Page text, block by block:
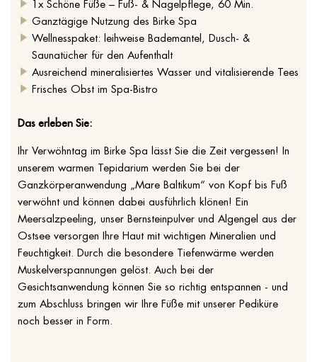
1x Schöne Füße – Fuß- & Nagelpflege, 60 Min.
Ganztägige Nutzung des Birke Spa
Wellnesspaket: leihweise Bademantel, Dusch- &
Saunatücher für den Aufenthalt
Ausreichend mineralisiertes Wasser und vitalisierende Tees
Frisches Obst im Spa-Bistro
Das erleben Sie:
Ihr Verwöhntag im Birke Spa lässt Sie die Zeit vergessen! In
unserem warmen Tepidarium werden Sie bei der
Ganzkörperanwendung „Mare Baltikum“ von Kopf bis Fuß
verwöhnt und können dabei ausführlich klönen! Ein
Meersalzpeeling, unser Bernsteinpulver und Algengel aus der
Ostsee versorgen Ihre Haut mit wichtigen Mineralien und
Feuchtigkeit. Durch die besondere Tiefenwärme werden
Muskelverspannungen gelöst. Auch bei der
Gesichtsanwendung können Sie so richtig entspannen - und
zum Abschluss bringen wir Ihre Füße mit unserer Pediküre
noch besser in Form.